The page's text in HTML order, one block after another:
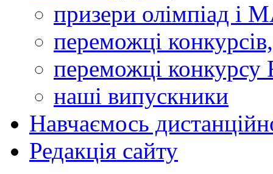
призери олімпіад і
переможці
переможці конкурсу
наші випускники
Навчаємось
Редакція сайту